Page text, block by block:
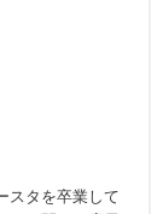
スタを卒業して